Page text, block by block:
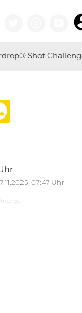
Shot
07:47 Uhr